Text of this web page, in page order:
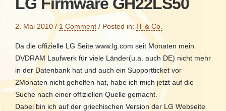
2. Mai 2010 / 1 Comment / Posted in:IT & Co.
Da die offizielle LG Seite www.lg.com seit Monaten mein
DVDRAM Laufwerk für viele Länder(u.a. auch DE) nicht mehr
in der Datenbank hat und auch ein Supportticket vor
2Monaten nicht geholfen hat, habe ich mich jetzt auf die
Suche nach einer offiziellen Quelle gemacht.
Dabei bin ich auf der griechischen Version der LG Webseite